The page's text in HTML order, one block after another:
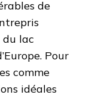
de
du lac
Pour
comme
idéales